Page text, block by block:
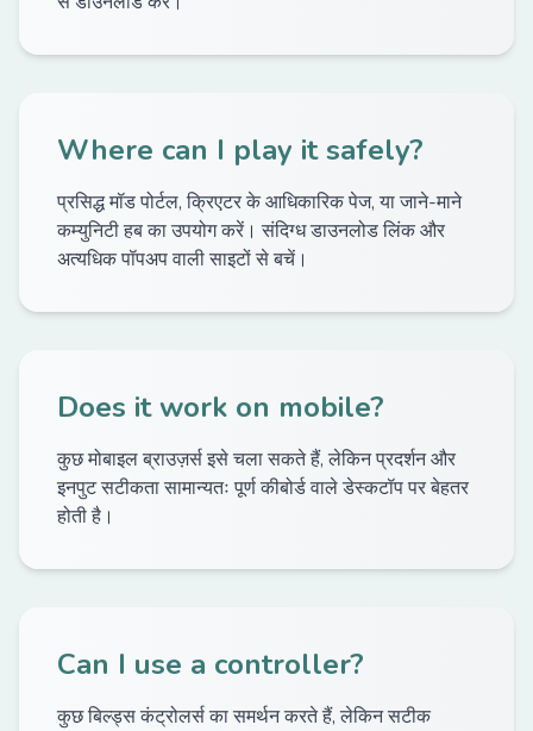
Where can I play it safely?
प्रसिद्ध मॉड पोर्टल, क्रिएटर के आधिकारिक पेज, या जाने-माने
कम्युनिटी हब का उपयोग करें। संदिग्ध डाउनलोड लिंक और
अत्यधिक पॉपअप वाली साइटों से बचें।
Does it work on mobile?
कुछ मोबाइल ब्राउज़र्स इसे चला सकते हैं, लेकिन प्रदर्शन और
इनपुट सटीकता सामान्यतः पूर्ण कीबोर्ड वाले डेस्कटॉप पर बेहतर
होती है।
Can I use a controller?
कुछ बिल्ड्स कंट्रोलर्स का समर्थन करते हैं, लेकिन सटीक